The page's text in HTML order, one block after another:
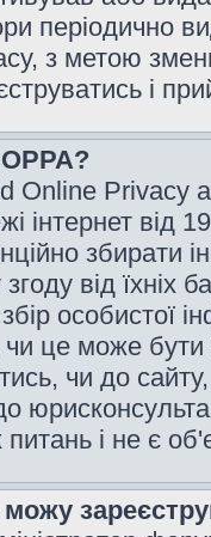
періодично
з метою
і
Online Privacy
інтернет від
збирати
від їхніх
особистої
чи це може
чи до
і не є